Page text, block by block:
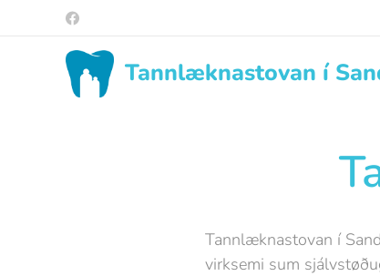
Tannlæknastovan í
Tannlæknastovan í
virksemi sum